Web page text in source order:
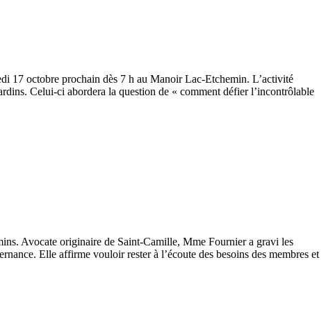
17 octobre prochain dès 7 h au Manoir Lac-Etchemin. L’activité
Celui-ci abordera la question de « comment défier l’incontrôlable
Avocate originaire de Saint-Camille, Mme Fournier a gravi les
Elle affirme vouloir rester à l’écoute des besoins des membres et